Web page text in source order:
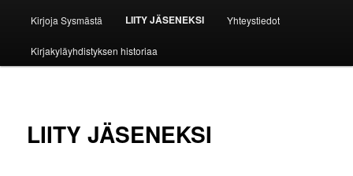
Kirjoja Sysmästä LIITY JÄSENEKSI Yhteystiedot
Kirjakyläyhdistyksen historiaa
LIITY JÄSENEKSI